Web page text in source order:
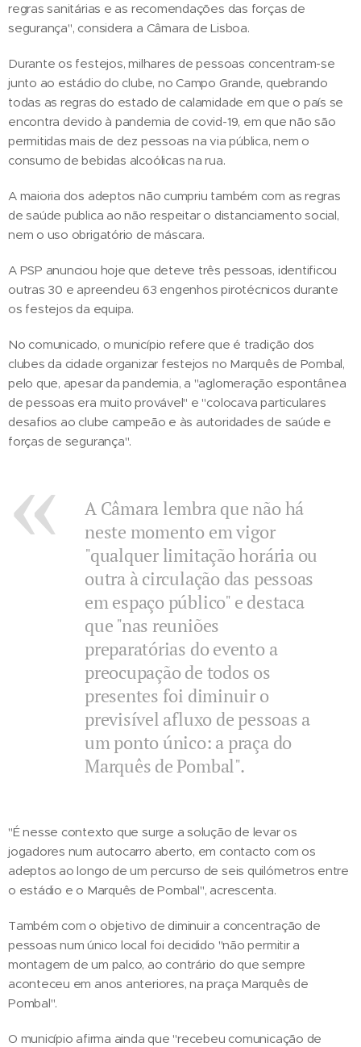
regras sanitárias e as recomendações das forças de
segurança", considera a Câmara de Lisboa.
Durante os festejos, milhares de pessoas concentram-se
junto ao estádio do clube, no Campo Grande, quebrando
todas as regras do estado de calamidade em que o país se
encontra devido à pandemia de covid-19, em que não são
permitidas mais de dez pessoas na via pública, nem o
consumo de bebidas alcoólicas na rua.
A maioria dos adeptos não cumpriu também com as regras
de saúde publica ao não respeitar o distanciamento social,
nem o uso obrigatório de máscara.
A PSP anunciou hoje que deteve três pessoas, identificou
outras 30 e apreendeu 63 engenhos pirotécnicos durante
os festejos da equipa.
No comunicado, o município refere que é tradição dos
clubes da cidade organizar festejos no Marquês de Pombal,
pelo que, apesar da pandemia, a "aglomeração espontânea
de pessoas era muito provável" e "colocava particulares
desafios ao clube campeão e às autoridades de saúde e
forças de segurança".
A Câmara lembra que não há
neste momento em vigor
"qualquer limitação horária ou
outra à circulação das pessoas
em espaço público" e destaca
que "nas reuniões
preparatórias do evento a
preocupação de todos os
presentes foi diminuir o
previsível afluxo de pessoas a
um ponto único: a praça do
Marquês de Pombal".
"É nesse contexto que surge a solução de levar os
jogadores num autocarro aberto, em contacto com os
adeptos ao longo de um percurso de seis quilómetros entre
o estádio e o Marquês de Pombal", acrescenta.
Também com o objetivo de diminuir a concentração de
pessoas num único local foi decidido "não permitir a
montagem de um palco, ao contrário do que sempre
aconteceu em anos anteriores, na praça Marquês de
Pombal".
O município afirma ainda que "recebeu comunicação de